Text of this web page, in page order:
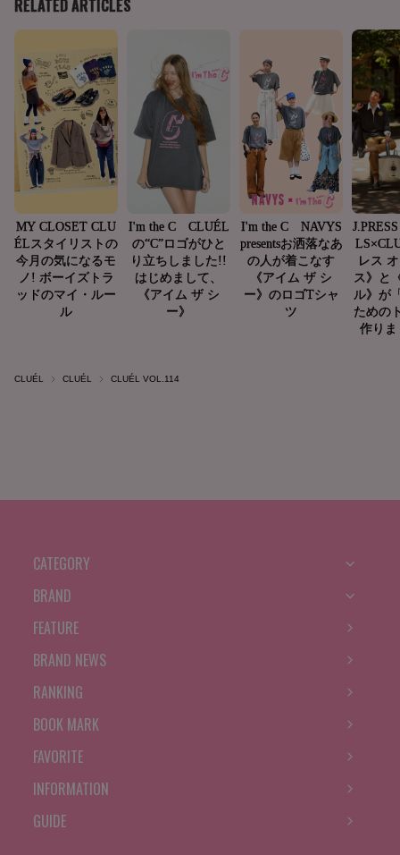
CLUÉL CLUÉL CLUÉL VOL.114
CATEGORY
BRAND
FEATURE
BRAND NEWS
RANKING
BOOK MARK
FAVORITE
INFORMATION
GUIDE